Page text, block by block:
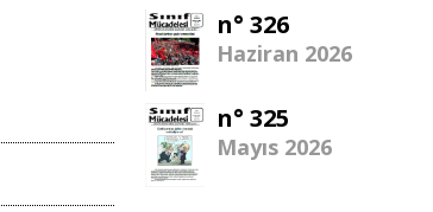
n° 326
Haziran 2026
n° 325
Mayıs 2026